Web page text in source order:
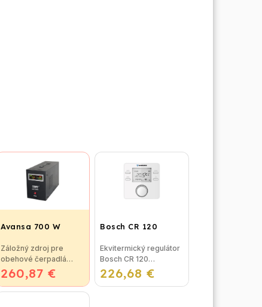
Avansa 700 W
260,87 €
Záložný zdroj pre
obehové čerpadlá
Avansa 700 W
Technické údaje
Maximálna kapacita:
Bosch CR 120
226,68 €
Ekvitermický regulátor
Bosch CR 120
(Regulátor CR 120 je
nový model po FW 120,